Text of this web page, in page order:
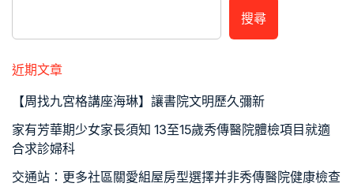
搜尋
近期文章
【周找九宮格講座海琳】讓書院文明歷久彌新
家有芳華期少女家長須知 13至15歲秀傳醫院體檢項目就適
合求診婦科
交通站：更多社區關愛組屋房型選擇并非秀傳醫院健康檢查